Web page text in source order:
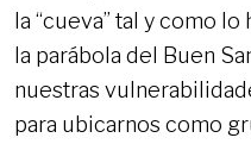
la “cueva” tal y como lo
la parábola del Buen
nuestras
para ubicarnos como